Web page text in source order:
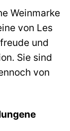
Weinmarke
von Les
und
Sie sind
von